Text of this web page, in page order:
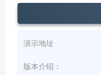
演示地址
版本介绍：